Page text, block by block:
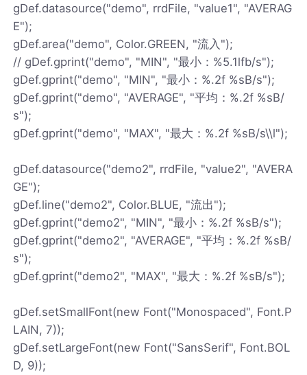
gDef.datasource("demo", rrdFile, "value1", "AVERAG
E");
gDef.area("demo", Color.GREEN, "流入");
// gDef.gprint("demo", "MIN", "最小：%5.1lfb/s");
gDef.gprint("demo", "MIN", "最小：%.2f %sB/s");
gDef.gprint("demo", "AVERAGE", "平均：%.2f %sB/
s");
gDef.gprint("demo", "MAX", "最大：%.2f %sB/s\\l");
gDef.datasource("demo2", rrdFile, "value2", "AVERA
GE");
gDef.line("demo2", Color.BLUE, "流出");
gDef.gprint("demo2", "MIN", "最小：%.2f %sB/s");
gDef.gprint("demo2", "AVERAGE", "平均：%.2f %sB/
s");
gDef.gprint("demo2", "MAX", "最大：%.2f %sB/s");
gDef.setSmallFont(new Font("Monospaced", Font.P
LAIN, 7));
gDef.setLargeFont(new Font("SansSerif", Font.BOL
D, 9));